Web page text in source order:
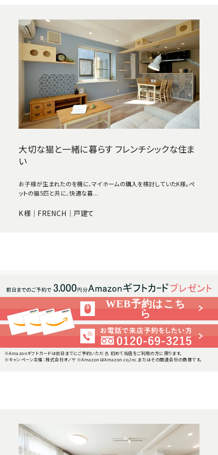
大切な猫と一緒に暮らす フレンチシックな住ま
い
お子様が生まれたのを機に、マイホームの購入を検討していたK様。ペ
ットの猫5匹と共に、快適な暮...
K様｜FRENCH｜戸建て
WEB予約はこち
ら
※Amazonギフトカードは前日までにご予約いただき、初めて当店をご利用の方に限ります。
※キャンペーン主催：株式会社オノヤ ※AmazonはAmazon.co,Inc.またはその関連会社の商標です。